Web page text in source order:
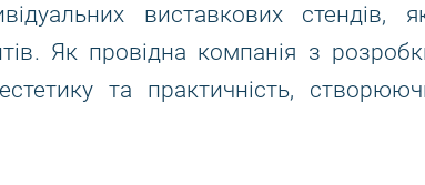
виставкових стендів,
Як провідна компанія з
та практичність,